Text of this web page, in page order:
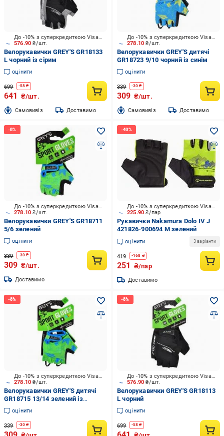
576.90₴/шт.
До -10% з суперкредиткою Visa Вигода
Велорукавички GREY'S GR18133
L чорний із сірим
оцінити
699 -58 ₴
641 ₴/шт.
Cамовивіз Доставимо
278.10₴/шт.
До -10% з суперкредиткою Visa Вигода
Велорукавички GREY'S дитячі
GR18723 9/10 чорний із синім
оцінити
339 -30 ₴
309 ₴/шт.
Cамовивіз Доставимо
278.10₴/шт.
До -10% з суперкредиткою Visa Вигода
Велорукавички GREY'S GR18711
5/6 зелений
оцінити
339 -30 ₴
309 ₴/шт.
Доставимо
225.90₴/пар
До -10% з суперкредиткою Visa Вигода
Рукавички Nakamura Dolo IV J
421826-900694 M зелений
оцінити 3 варіанти
419 -168 ₴
251 ₴/пар
Доставимо
278.10₴/шт.
До -10% з суперкредиткою Visa Вигода
Велорукавички GREY'S дитячі
GR18715 13/14 зелений із
чорним
оцінити
339 -30 ₴
576.90₴/шт.
До -10% з суперкредиткою Visa Вигода
Велорукавички GREY'S GR18113
L чорний
оцінити
699 -58 ₴